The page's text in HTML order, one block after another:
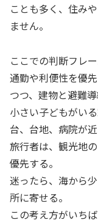
ことも多く、住み
ません。
ここでの判断フレ
通勤や利便性を優
つつ、建物と避難
小さい子どもがい
台、台地、病院が
旅行者は、観光地
優先する。
迷ったら、海から
所に寄せる。
この考え方がいちば